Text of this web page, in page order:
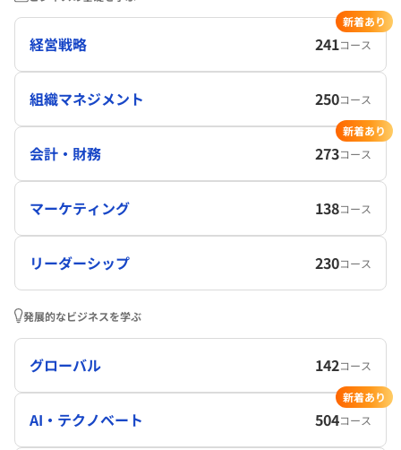
経営戦略 241コース
新着あり
組織マネジメント 250コース
会計・財務 273コース
新着あり
マーケティング 138コース
リーダーシップ 230コース
発展的なビジネスを学ぶ
グローバル 142コース
AI・テクノベート 504コース
新着あり